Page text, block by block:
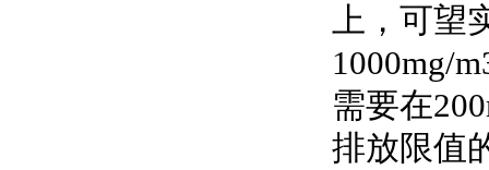
上，可望
1000mg/
需要在
排放限值